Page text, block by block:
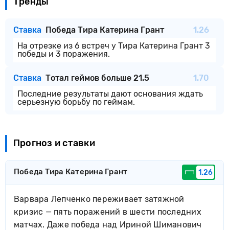
Ставка Победа Тира Катерина Грант
1.26
На отрезке из 6 встреч у Тира Катерина Грант 3
победы и 3 поражения.
Ставка Тотал геймов больше 21.5
1.70
Последние результаты дают основания ждать
серьезную борьбу по геймам.
Прогноз и ставки
Победа Тира Катерина Грант 1.26
Варвара Лепченко переживает затяжной
кризис — пять поражений в шести последних
матчах. Даже победа над Ириной Шиманович